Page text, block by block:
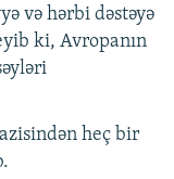
və hərbi dəstəyə
ki, Avropanın
heç bir